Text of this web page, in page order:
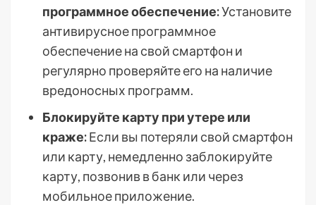
программное обеспечение:Установите
антивирусное программное
обеспечение на свой смартфон и
регулярно проверяйте его на наличие
вредоносных программ.
Блокируйте карту при утере или
краже:Если вы потеряли свой смартфон
или карту, немедленно заблокируйте
карту, позвонив в банк или через
мобильное приложение.